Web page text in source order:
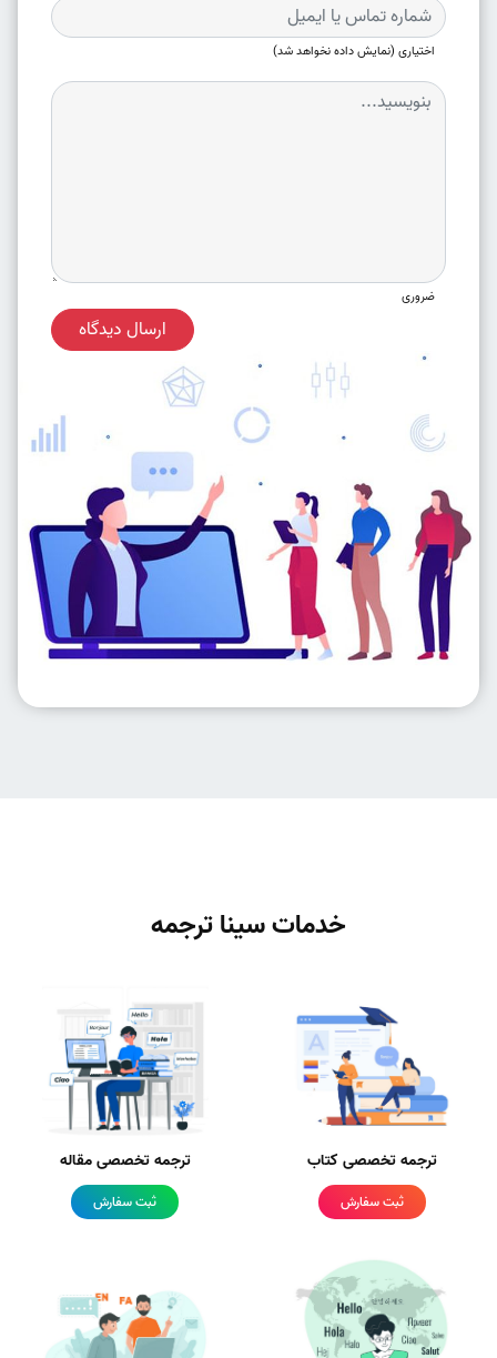
اختیاری (نمایش داده نخواهد شد)
ضروری
ارسال دیدگاه
خدمات سینا ترجمه
ترجمه تخصصی کتاب
ثبت سفارش
ترجمه تخصصی مقاله
ثبت سفارش